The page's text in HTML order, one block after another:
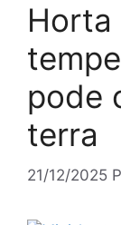
Horta
pode
terra
21/12/2025